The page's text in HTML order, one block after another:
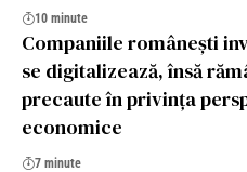
10 minute
Companiile românești
se digitalizează, însă
precaute în privința
economice
7 minute